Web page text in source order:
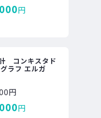
円
コンキスタド
ラフ エルガ
円
円